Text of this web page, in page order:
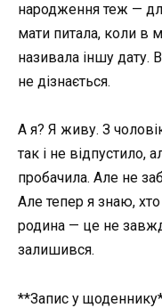
народження теж —
мати питала, коли в
називала іншу дату.
не дізнається.
А я? Я живу. З
так і не відпустило,
пробачила. Але не
Але тепер я знаю,
родина — це не
залишився.
**Запис у